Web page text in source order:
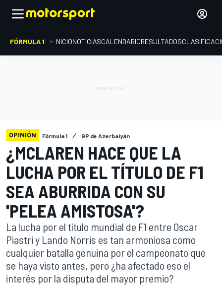
FÓRMULA 1 INICIONOTICIASCALENDARIORESULTADOS
OPINIÓN Fórmula 1 GP de Azerbaiyán
¿MCLAREN HACE QUE LA
LUCHA POR EL TÍTULO DE F1
SEA ABURRIDA CON SU
'PELEA AMISTOSA'?
La lucha por el título mundial de F1 entre Oscar
Piastri y Lando Norris es tan armoniosa como
cualquier batalla genuina por el campeonato que
se haya visto antes, pero ¿ha afectado eso el
interés por la disputa del mayor premio?